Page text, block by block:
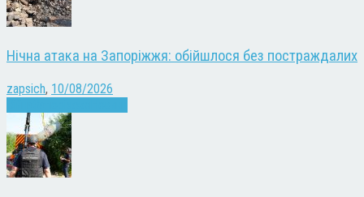
Нічна атака на Запоріжжя: обійшлося без постраждалих
zapsich, 10/08/2026